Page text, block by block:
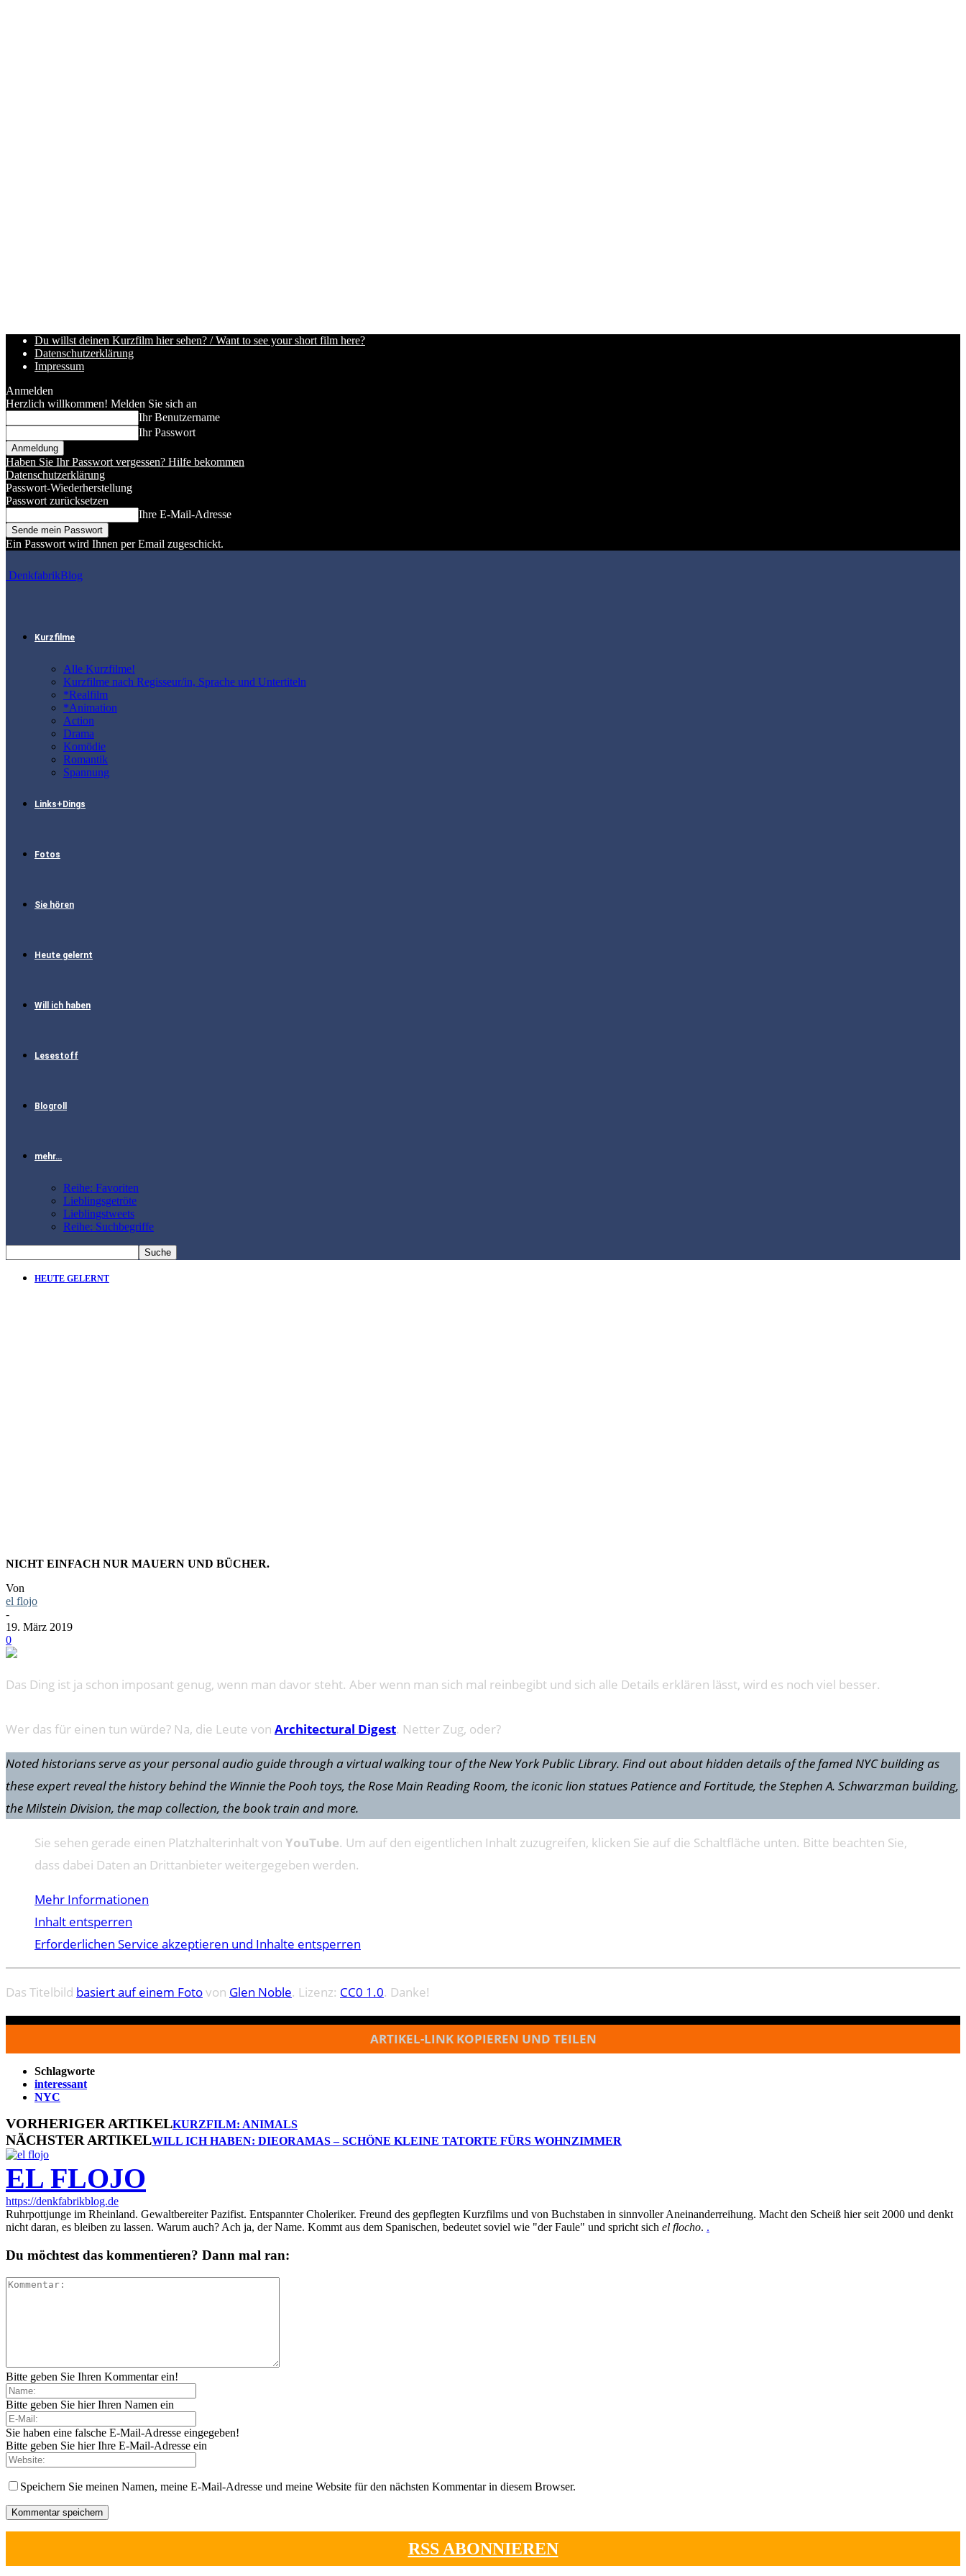
Du willst deinen Kurzfilm hier sehen? / Want to see your short film here?
Datenschutzerklärung
Impressum
Anmelden
Herzlich willkommen! Melden Sie sich an
Ihr Benutzername
Ihr Passwort
Haben Sie Ihr Passwort vergessen? Hilfe bekommen
Datenschutzerklärung
Passwort-Wiederherstellung
Passwort zurücksetzen
Ihre E-Mail-Adresse
Ein Passwort wird Ihnen per Email zugeschickt.
DenkfabrikBlog
Kurzfilme
Alle Kurzfilme!
Kurzfilme nach Regisseur/in, Sprache und Untertiteln
*Realfilm
*Animation
Action
Drama
Komödie
Romantik
Spannung
Links+Dings
Fotos
Sie hören
Heute gelernt
Will ich haben
Lesestoff
Blogroll
mehr…
Reihe: Favoriten
Lieblingsgetröte
Lieblingstweets
Reihe: Suchbegriffe
HEUTE GELERNT
NICHT EINFACH NUR MAUERN UND BÜCHER.
Von
el flojo
-
19. März 2019
0
Das Ding ist ja schon imposant genug, wenn man davor steht. Aber wenn man sich mal reinbegibt und sich alle Details erklären lässt, wird es noch viel besser.
Wer das für einen tun würde? Na, die Leute von Architectural Digest. Netter Zug, oder?
Noted historians serve as your personal audio guide through a virtual walking tour of the New York Public Library. Find out about hidden details of the famed NYC building as
these expert reveal the history behind the Winnie the Pooh toys, the Rose Main Reading Room, the iconic lion statues Patience and Fortitude, the Stephen A. Schwarzman building,
the Milstein Division, the map collection, the book train and more.
Sie sehen gerade einen Platzhalterinhalt von YouTube. Um auf den eigentlichen Inhalt zuzugreifen, klicken Sie auf die Schaltfläche unten. Bitte beachten Sie,
dass dabei Daten an Drittanbieter weitergegeben werden.
Mehr Informationen
Inhalt entsperren
Erforderlichen Service akzeptieren und Inhalte entsperren
Das Titelbild basiert auf einem Fotovon Glen Noble. Lizenz: CC0 1.0. Danke!
ARTIKEL-LINK KOPIEREN UND TEILEN
Schlagworte
interessant
NYC
VORHERIGER ARTIKELKURZFILM: ANIMALS
NÄCHSTER ARTIKELWILL ICH HABEN: DIEORAMAS – SCHÖNE KLEINE TATORTE FÜRS WOHNZIMMER
EL FLOJO
https://denkfabrikblog.de
Ruhrpottjunge im Rheinland. Gewaltbereiter Pazifist. Entspannter Choleriker. Freund des gepflegten Kurzfilms und von Buchstaben in sinnvoller Aneinanderreihung. Macht den Scheiß hier seit 2000 und denkt
nicht daran, es bleiben zu lassen. Warum auch? Ach ja, der Name. Kommt aus dem Spanischen, bedeutet soviel wie "der Faule" und spricht sich el flocho. .
Du möchtest das kommentieren? Dann mal ran:
Bitte geben Sie Ihren Kommentar ein!
Bitte geben Sie hier Ihren Namen ein
Sie haben eine falsche E-Mail-Adresse eingegeben!
Bitte geben Sie hier Ihre E-Mail-Adresse ein
Speichern Sie meinen Namen, meine E-Mail-Adresse und meine Website für den nächsten Kommentar in diesem Browser.
RSS ABONNIEREN